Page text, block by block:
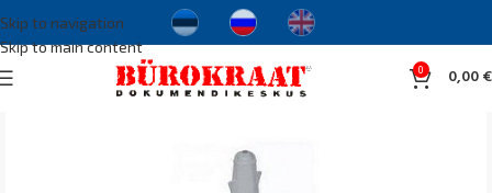
Skip to navigation
Skip to main content
0 0,00€